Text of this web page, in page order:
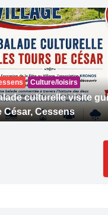
Culture/loisirs
culturelle visite
César, Cessens